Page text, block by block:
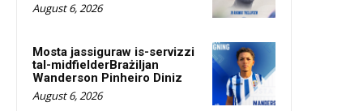
August 6, 2026
Mosta jassiguraw is-servizzi
tal-midfielderBrażiljan
Wanderson Pinheiro Diniz
August 6, 2026